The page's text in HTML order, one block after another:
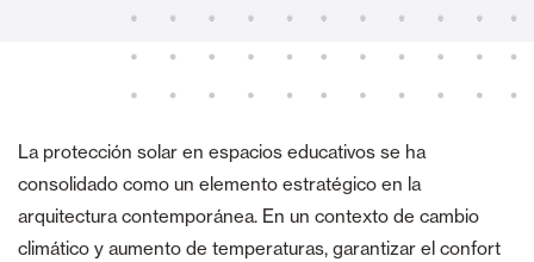
La protección solar en espacios educativos se ha
consolidado como un elemento estratégico en la
arquitectura contemporánea. En un contexto de cambio
climático y aumento de temperaturas, garantizar el confort